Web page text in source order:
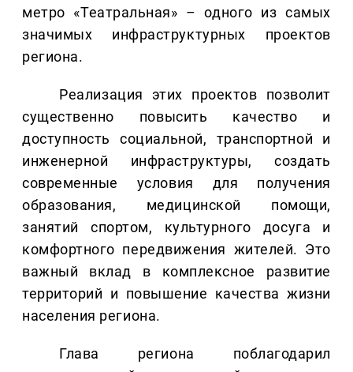
метро «Театральная» – одного из самых
значимых инфраструктурных проектов
региона.
Реализация этих проектов позволит
существенно повысить качество и
доступность социальной, транспортной и
инженерной инфраструктуры, создать
современные условия для получения
образования, медицинской помощи,
занятий спортом, культурного досуга и
комфортного передвижения жителей. Это
важный вклад в комплексное развитие
территорий и повышение качества жизни
населения региона.
Глава региона поблагодарил